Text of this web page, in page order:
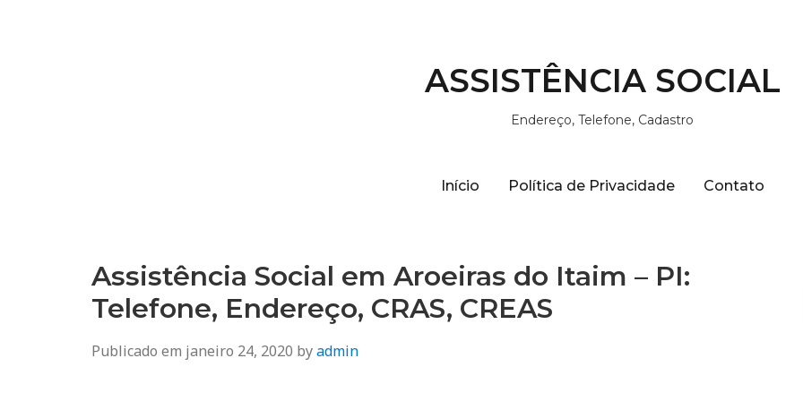
ASSISTÊNCIA SOCIAL
Endereço, Telefone, Cadastro
Início Política de Privacidade Contato
Assistência Social em Aroeiras do Itaim – PI:
Telefone, Endereço, CRAS, CREAS
Publicado em janeiro 24, 2020 byadmin